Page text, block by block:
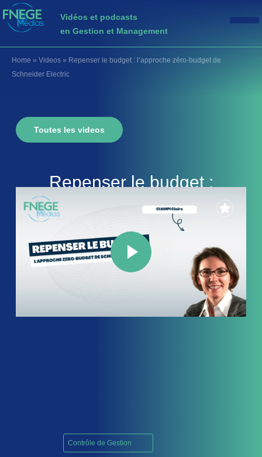
Vidéos et podcasts
en Gestion et Management
Home » Videos » Repenser le budget : l’approche zéro-budget de
Schneider Electric
Toutes les videos
Repenser le budget :
l’approche zéro-budget de
Schneider Electric
Contrôle de Gestion